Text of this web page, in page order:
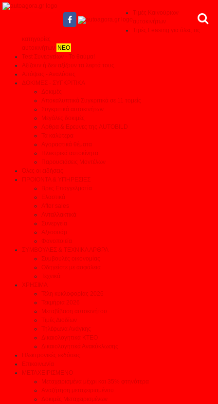
Τιμές Καινούριων
αυτοκινήτων
Τιμές Leasing για όλες τις
κατηγορίες
αυτοκινήτων ΝΕΟ
Test Συνεργείων - Το θαύμα!
Αξίζουν ή δεν αξίζουν τα λεφτά τους
Απόψεις - Αναλύσεις
ΔΟΚΙΜΕΣ - ΣΥΓΚΡΙΤΙΚΑ
Δοκιμές
Αποκαλυπτικά Συγκριτικά σε 11 τομείς
Συγκριτικά αυτοκινήτων
Μεγάλες δοκιμές
Αρθρα & Ερευνες της AUTOBILD
Τα καλύτερα
Αγοραστικά θέματα
Ηλεκτρικά αυτοκίνητα
Παρουσιάσεις Μοντέλων
Όλες οι ειδήσεις
ΠΡΟΙΟΝΤΑ & ΥΠΗΡΕΣΙΕΣ
Βρες Επαγγελματία
Ελαστικά
After sales
Ανταλλακτικά
Συνεργεία
Αξεσουάρ
Φανοποιεία
ΣΥΜΒΟΥΛΕΣ & ΤΕΧΝΙΚΑ ΑΡΘΡΑ
Συμβουλές οικονομίας
Οδηγείστε με ασφάλεια
Τεχνικά
ΧΡΗΣΙΜΑ
Τέλη κυκλοφορίας 2026
Τεκμήρια 2026
Μεταβίβαση αυτοκινήτου
Τιμές Διοδίων
Τηλέφωνα Ανάγκης
Δικαιολογητικά ΚΤΕΟ
Δικαιολογητικά Ανακύκλωσης
Ηλεκτρονικές εκδόσεις
Επικοινωνία
ΜΕΤΑΧΕΙΡΙΣΜΕΝΟ
Μεταχειρισμένα μέχρι και 35% φτηνότερα
Αναζήτηση μεταχειρισμένου
Δοκιμές Μεταχειρισμένων